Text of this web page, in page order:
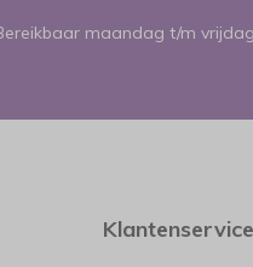
maandag t/m
Klantenservice